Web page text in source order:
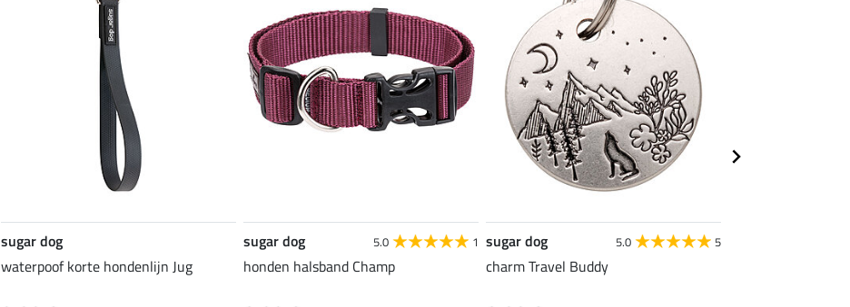
sugar dog
waterpoof korte hondenlijn Jug
sugar dog 5.0 1
honden halsband Champ
sugar dog 5.0 5
charm Travel Buddy